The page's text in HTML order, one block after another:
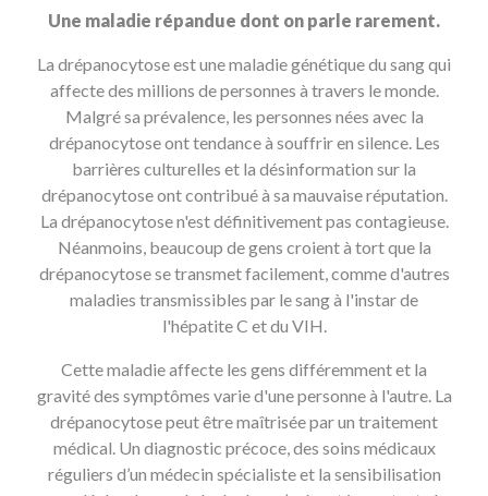
Une maladie répandue dont on parle rarement.
La drépanocytose est une maladie génétique du sang qui
affecte des millions de personnes à travers le monde.
Malgré sa prévalence, les personnes nées avec la
drépanocytose ont tendance à souffrir en silence. Les
barrières culturelles et la désinformation sur la
drépanocytose ont contribué à sa mauvaise réputation.
La drépanocytose n'est définitivement pas contagieuse.
Néanmoins, beaucoup de gens croient à tort que la
drépanocytose se transmet facilement, comme d'autres
maladies transmissibles par le sang à l'instar de
l'hépatite C et du VIH.
Cette maladie affecte les gens différemment et la
gravité des symptômes varie d'une personne à l'autre. La
drépanocytose peut être maîtrisée par un traitement
médical. Un diagnostic précoce, des soins médicaux
réguliers d’un médecin spécialiste et la sensibilisation